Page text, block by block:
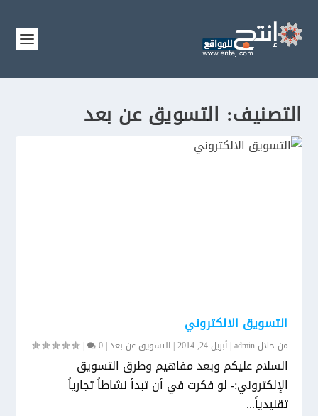
التصنيف: التسويق عن بعد
التسويق الالكتروني
من خلالadmin
|أبريل 24, 2014 |التسويق عن بعد|
0
|
السلام عليكم وبعد مفاهيم وطرق التسويق
الإلكتروني:- لو فكرت في أن تبدأ نشاطاً تجارياً
تقليدياً...